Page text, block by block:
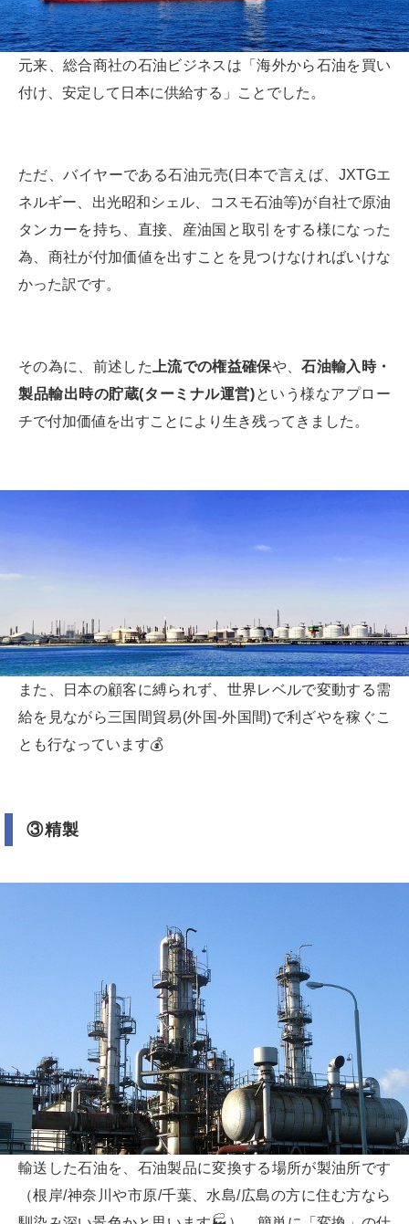
元来、総合商社の石油ビジネスは「海外から石油を買い
付け、安定して日本に供給する」ことでした。
ただ、バイヤーである石油元売(日本で言えば、JXTGエ
ネルギー、出光昭和シェル、コスモ石油等)が自社で原油
タンカーを持ち、直接、産油国と取引をする様になった
為、商社が付加価値を出すことを見つけなければいけな
かった訳です。
その為に、前述した 上流での権益確保や、石油輸入時・
製品輸出時の貯蔵(ターミナル運営)という様なアプロー
チで付加価値を出すことにより生き残ってきました。
また、日本の顧客に縛られず、世界レベルで変動する需
給を見ながら三国間貿易(外国-外国間)で利ざやを稼ぐこ
とも行なっています💰
③精製
輸送した石油を、石油製品に変換する場所が製油所です
（根岸/神奈川や市原/千葉、水島/広島の方に住む方なら